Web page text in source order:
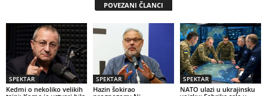
POVEZANI ČLANCI
SPEKTAR
Kedmi o nekoliko velikih
SPEKTAR
Hazin šokirao
SPEKTAR
NATO ulazi u ukrajinsku